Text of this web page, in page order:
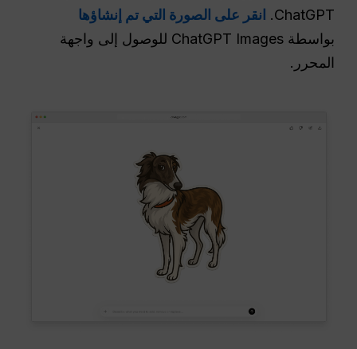
ChatGPT. انقر على الصورة التي تم إنشاؤها
بواسطة ChatGPT Images للوصول إلى واجهة
المحرر.